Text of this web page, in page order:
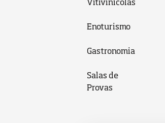
Enoturismo
Gastronomia
Salas de
Provas